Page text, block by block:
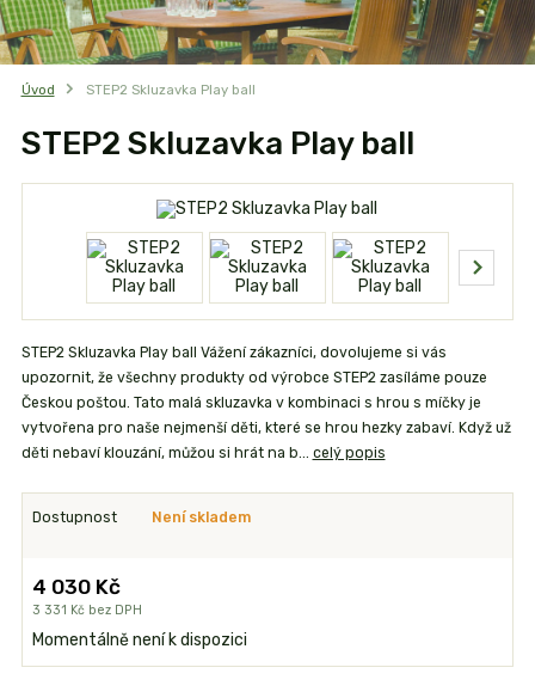
Úvod STEP2 Skluzavka Play ball
STEP2 Skluzavka Play ball
STEP2 Skluzavka Play ball Vážení zákazníci, dovolujeme si vás
upozornit, že všechny produkty od výrobce STEP2 zasíláme pouze
Českou poštou. Tato malá skluzavka v kombinaci s hrou s míčky je
vytvořena pro naše nejmenší děti, které se hrou hezky zabaví. Když už
děti nebaví klouzání, můžou si hrát na b... celý popis
Dostupnost Není skladem
4 030 Kč
3 331 Kč bez DPH
Momentálně není k dispozici